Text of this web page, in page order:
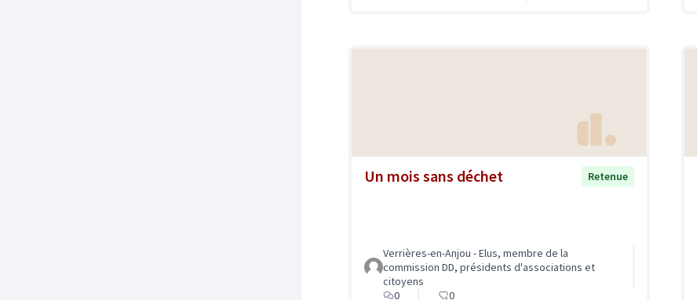
Un mois sans déchet Retenue
Verrières-en-Anjou - Elus, membre de la
commission DD, présidents d'associations et
citoyens
0
0